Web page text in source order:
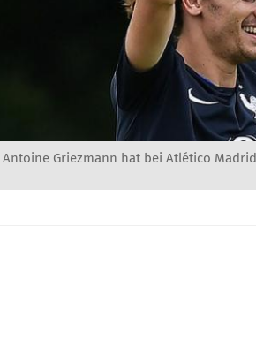
Antoine Griezmann hat bei Atlético